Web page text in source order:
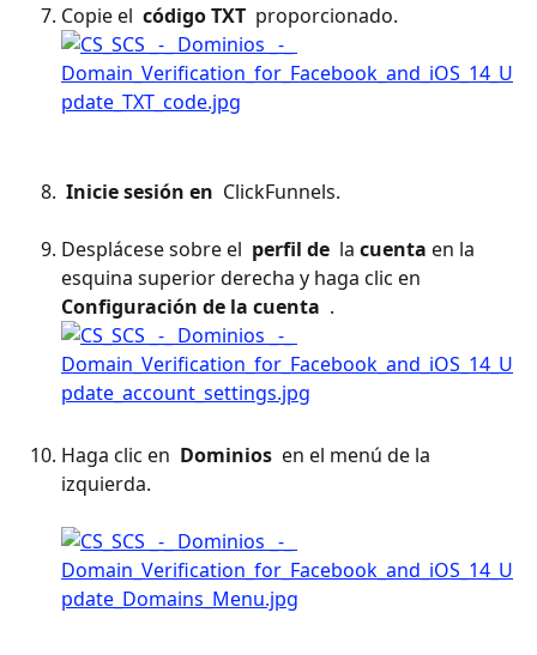
Copie el código TXT proporcionado.
Inicie sesión en ClickFunnels.
Desplácese sobre el perfil de la cuenta en la
esquina superior derecha y haga clic en
Configuración de la cuenta .
Haga clic en Dominios en el menú de la
izquierda.